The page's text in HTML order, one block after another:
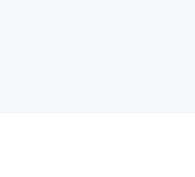
반환소송에서